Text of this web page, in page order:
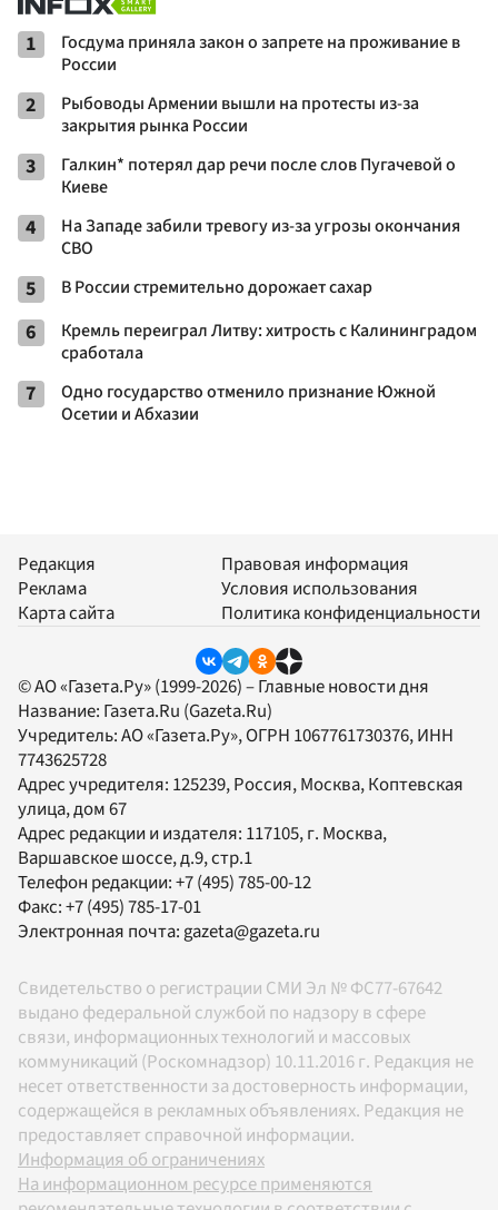
1
Госдума приняла закон о запрете на проживание в
России
2
Рыбоводы Армении вышли на протесты из-за
закрытия рынка России
3
Галкин* потерял дар речи после слов Пугачевой о
Киеве
4
На Западе забили тревогу из-за угрозы окончания
СВО
5 В России стремительно дорожает сахар
6
Кремль переиграл Литву: хитрость с Калининградом
сработала
7
Одно государство отменило признание Южной
Осетии и Абхазии
Редакция
Реклама
Карта сайта
Правовая информация
Условия использования
Политика конфиденциальности
© АО «Газета.Ру» (1999-2026) – Главные новости дня
Название: Газета.Ru (Gazeta.Ru)
Учредитель:АО «Газета.Ру», ОГРН 1067761730376, ИНН
7743625728
Адрес учредителя: 125239, Россия, Москва, Коптевская
улица, дом 67
Адрес редакции и издателя: 117105, г. Москва,
Варшавское шоссе, д.9, стр.1
Телефон редакции:+7 (495) 785-00-12
Факс:+7 (495) 785-17-01
Электронная почта:gazeta@gazeta.ru
Свидетельство о регистрации СМИ Эл № ФС77-67642
выдано федеральной службой по надзору в сфере
связи, информационных технологий и массовых
коммуникаций (Роскомнадзор) 10.11.2016 г. Редакция не
несет ответственности за достоверность информации,
содержащейся в рекламных объявлениях. Редакция не
предоставляет справочной информации.
Информация об ограничениях
На информационном ресурсе применяются